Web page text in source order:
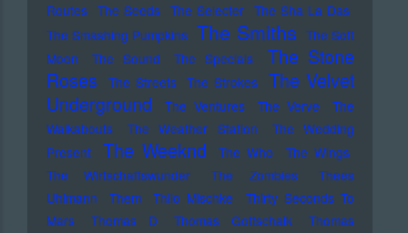
Routes The Seeds The Selecter The Sha La Das
The Smashing Pumpkins The Smiths The Soft
Moon
The Sound The Specials
The Stone
Roses
The Streets The Strokes
The Velvet
Underground
The Ventures The Verve
The
Walkabouts
The Weather Station
The Wedding
Present
The Weeknd The Who
The Wings
The Wirtschaftswunder
The Zombies
Thees
Uhlmann
Them Thilo Mischke
Thirty Seconds To
Mars
Thomas D Thomas Gottschalk
Thomas